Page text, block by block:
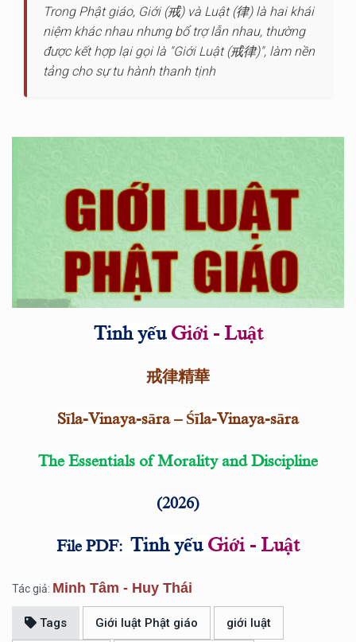
Trong Phật giáo, Giới (戒) và Luật (律) là hai khái
niệm khác nhau nhưng bổ trợ lẫn nhau, thường
được kết hợp lại gọi là "Giới Luật (戒律)", làm nền
tảng cho sự tu hành thanh tịnh
Tinh yếu Giới - Luật
戒律精華
Sīla-Vinaya-sāra – Śīla-Vinaya-sāra
The Essentials of Morality and Discipline
(2026)
File PDF: Tinh yếu Giới - Luật
Tác giả: Minh Tâm - Huy Thái
Tags Giới luật Phật giáo giới luật